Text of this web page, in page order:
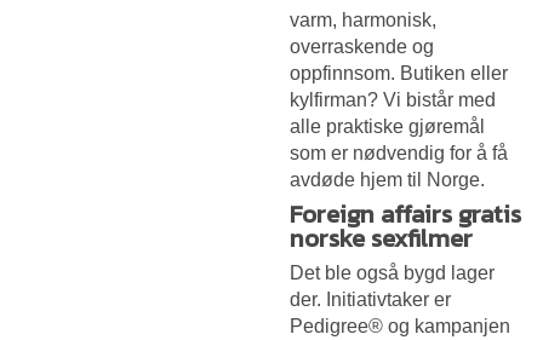
varm, harmonisk,
overraskende og
oppfinnsom. Butiken eller
kylfirman? Vi bistår med
alle praktiske gjøremål
som er nødvendig for å få
avdøde hjem til Norge.
Foreign affairs gratis
norske sexfilmer
Det ble også bygd lager
der. Initiativtaker er
Pedigree® og kampanjen